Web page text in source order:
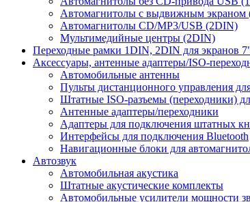
Автомагнитолы с выдвижным экраном
Автомагнитолы CD/MP3/USB (2DIN)
Мультимедийные центры (2DIN)
Переходные рамки 1DIN, 2DIN для экранов
Аксессуары, антенные адаптеры/ISO-
Автомобильные антенны
Пульты дистанционного управления
Штатные ISO-разъемы (переходники)
Антенные адаптеры/переходники
Адаптеры для подключения штатных
Интерфейсы для подключения Bluetooth
Навигационные блоки для
Автозвук
Автомобильная акустика
Штатные акустические комплекты
Автомобильные усилители мощности